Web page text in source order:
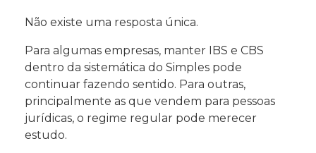
Não existe uma resposta única.
Para algumas empresas, manter IBS e CBS
dentro da sistemática do Simples pode
continuar fazendo sentido. Para outras,
principalmente as que vendem para pessoas
jurídicas, o regime regular pode merecer
estudo.